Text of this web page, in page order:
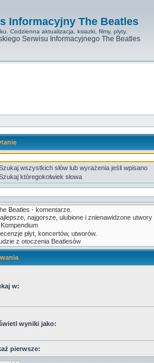
Informacyjny The Beatles
Codzienna aktualizacja, ksiazki, filmy, plyty.
Serwisu Informacyjnego The Beatles
wszystkich słów lub wyrażenia jeśli wpisano
któregokolwiek słowa
w:
wyniki jako:
pierwsze: